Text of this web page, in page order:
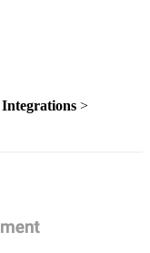
Integrations >